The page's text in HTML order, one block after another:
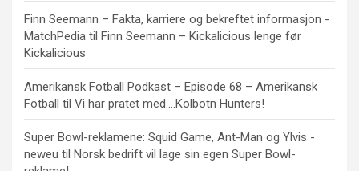
Finn Seemann – Fakta, karriere og bekreftet informasjon -
MatchPedia til Finn Seemann – Kickalicious lenge før
Kickalicious
Amerikansk Fotball Podkast – Episode 68 – Amerikansk
Fotball til Vi har pratet med….Kolbotn Hunters!
Super Bowl-reklamene: Squid Game, Ant-Man og Ylvis -
neweu til Norsk bedrift vil lage sin egen Super Bowl-